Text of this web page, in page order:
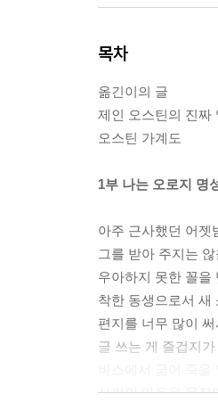
목차
옮긴이의 글
제인 오스틴의 진짜
오스틴 가계도
1부 나는 오로지 명
아주 근사했던 어젯
그를 받아 주지는
우아하지 못한 꼴을
착한 동생으로서 새
편지를 너무 많이
글 쓰는 게 즐겁지
사람의 마음을 움직